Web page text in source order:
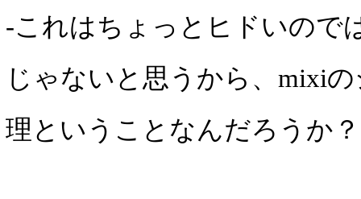
-これはちょっとヒドいので
じゃないと思うから、mixi
理ということなんだろうか？